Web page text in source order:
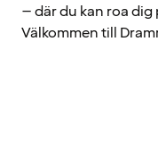
– där du kan roa
Välkommen till